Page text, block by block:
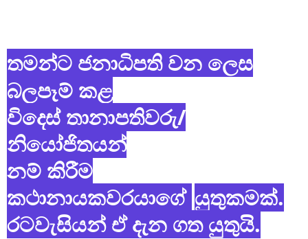
තමන්ට ජනාධිපති වන ලෙස
බලපෑම් කළ
විදෙස් තානාපතිවරු/
නියෝජිතයන්
නම් කිරීම
කථානායකවරයාගේ යුතුකමක්.
රටවැසියන් ඒ දැන ගත යුතුයි.